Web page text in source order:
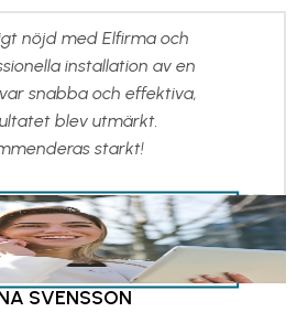
nöjd med Elfirma och
installation av en
snabba och effektiva,
blev utmärkt.
starkt!
SVENSSON